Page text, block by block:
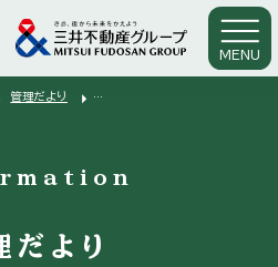
MENU
管理だより arrow_right
だより